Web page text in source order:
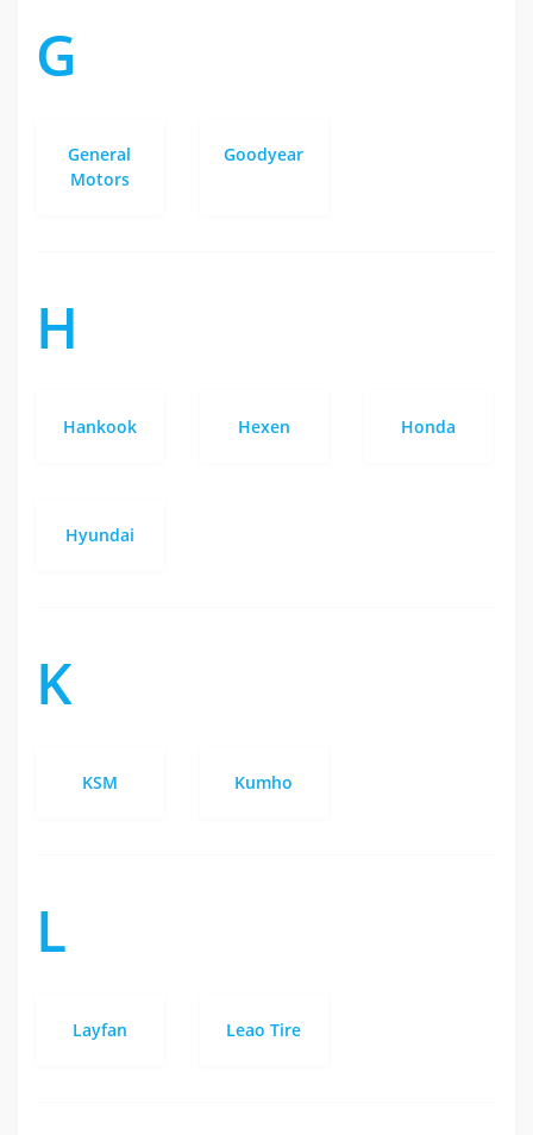
G
General
Motors
Goodyear
H
Hankook Hexen Honda
Hyundai
K
KSM Kumho
L
Layfan Leao Tire